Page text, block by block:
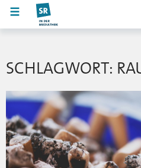
SCHLAGWORT: